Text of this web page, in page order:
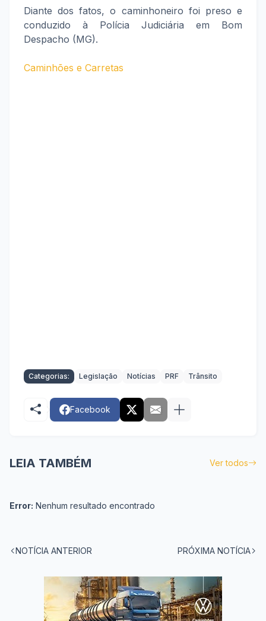
Diante dos fatos, o caminhoneiro foi preso e
conduzido à Polícia Judiciária em Bom
Despacho (MG).
Caminhões e Carretas
Categorias: Legislação Notícias PRF Trânsito
Facebook
LEIA TAMBÉM Ver todos
Error: Nenhum resultado encontrado
NOTÍCIA ANTERIOR PRÓXIMA NOTÍCIA